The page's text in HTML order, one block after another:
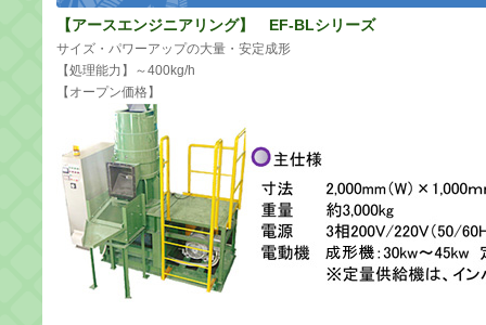
【アースエンジニアリング】 EF-BLシリーズ
サイズ・パワーアップの大量・安定成形
【処理能力】～400kg/h
【オープン価格】